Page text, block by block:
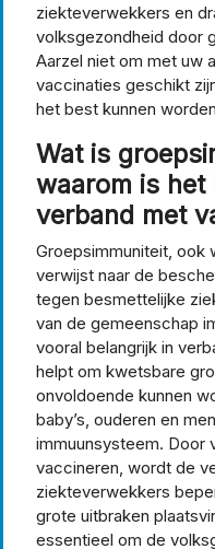
ziekteverwekkers en
volksgezondheid door
Aarzel niet om met uw
vaccinaties geschikt
het best kunnen
Wat is
waarom is het
verband met
Groepsimmuniteit, ook
verwijst naar de
tegen besmettelijke
van de gemeenschap
vooral belangrijk in
helpt om kwetsbare
onvoldoende kunnen
baby’s, ouderen en
immuunsysteem. Door
vaccineren, wordt de
ziekteverwekkers
grote uitbraken
essentieel om de